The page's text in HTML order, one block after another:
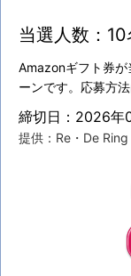
当選人数：10
Amazonギフト券
ーンです。応募方
締切日：2026年
提供：Re・De